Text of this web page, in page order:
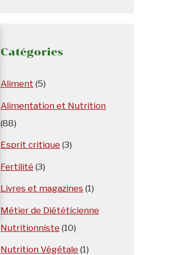
Catégories
Aliment (5)
Alimentation et Nutrition
(88)
Esprit critique (3)
Fertilité (3)
Livres et magazines (1)
Métier de Diététicienne
Nutritionniste (10)
Nutrition Végétale (1)